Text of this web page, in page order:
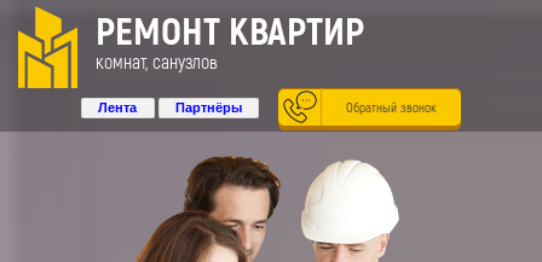
РЕМОНТ КВАРТИР
комнат, санузлов
Лента Партнёры Обратный звонок